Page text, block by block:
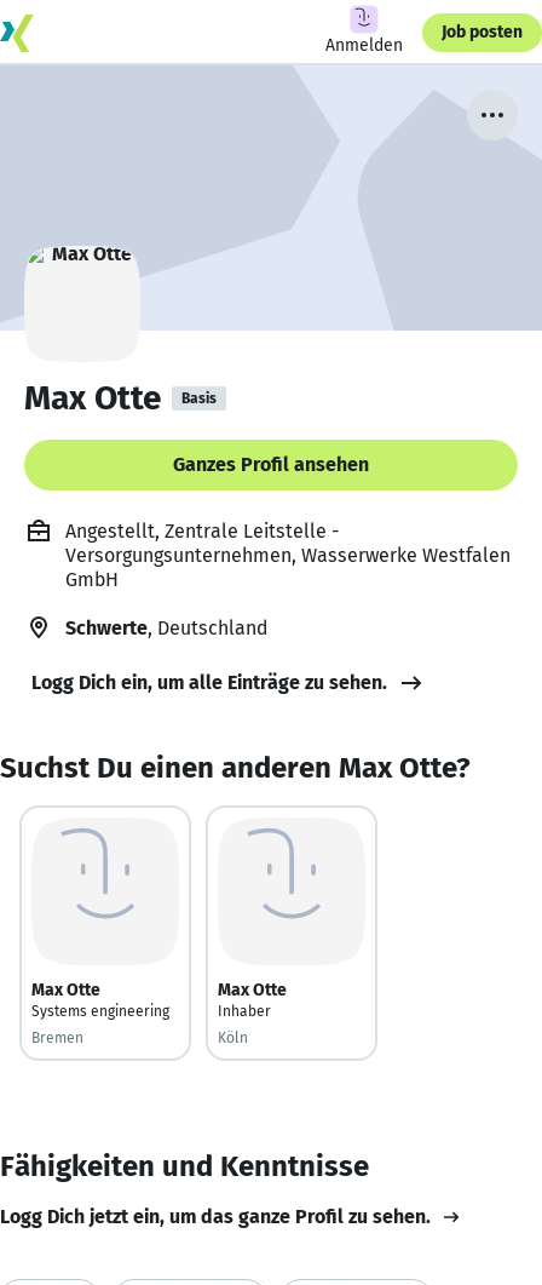
Anmelden
Job posten
Max Otte Basis
Ganzes Profil ansehen
Angestellt, Zentrale Leitstelle -
Versorgungsunternehmen, Wasserwerke Westfalen
GmbH
Schwerte, Deutschland
Logg Dich ein, um alle Einträge zu sehen.
Suchst Du einen anderen Max Otte?
Max Otte
Systems engineering
Bremen
Max Otte
Inhaber
Köln
Fähigkeiten und Kenntnisse
Logg Dich jetzt ein, um das ganze Profil zu sehen.